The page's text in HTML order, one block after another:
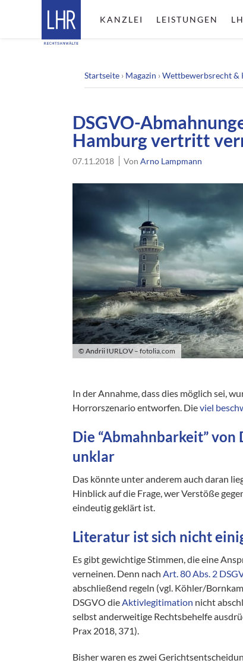
KANZLEI LEISTUNGEN
Startseite › Magazin ›Wettbewerbsrecht &
DSGVO-
Hamburg vertritt
07.11.2018 VonArno Lampmann
© Andrii IURLOV – fotolia.com
In der Annahme, dass dies möglich sei,
Horrorszenario entworfen. Dieviel
Die “Abmahnbarkeit”
unklar
Das könnte unter anderem auch daran
Hinblick auf die Frage, wer Verstöße
eindeutig geklärt ist.
Literatur ist sich nicht
Es gibt gewichtige Stimmen, die eine
verneinen. Denn nachArt. 80 Abs. 2
abschließend regeln (vgl. Köhler/
DSGVO dieAktivlegitimation nicht
selbst anderweitige Rechtsbehelfe
Prax 2018, 371).
Bisher waren es zwei